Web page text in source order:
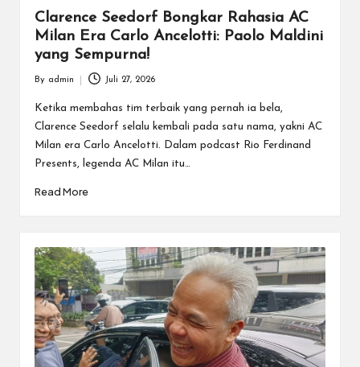
Clarence Seedorf Bongkar Rahasia AC
Milan Era Carlo Ancelotti: Paolo Maldini
yang Sempurna!
by
By admin Juli 27, 2026
Ketika membahas tim terbaik yang pernah ia bela,
Clarence Seedorf selalu kembali pada satu nama, yakni AC
Milan era Carlo Ancelotti. Dalam podcast Rio Ferdinand
Presents, legenda AC Milan itu…
Read More